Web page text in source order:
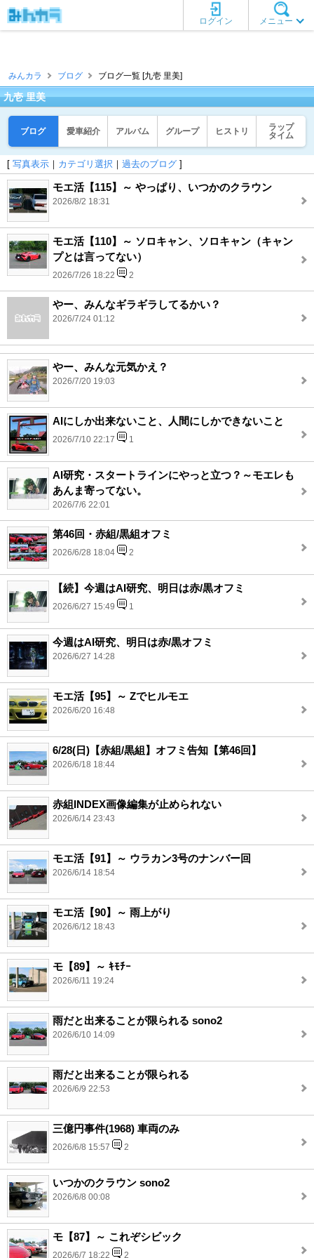
メニュー
ログイン
みんカラ ブログ ブログ一覧 [九壱 里美]
九壱 里美
ブログ 愛車紹介 アルバム グループ ヒストリ
ラップ
タイム
[ 写真表示 ｜ カテゴリ選択 ｜ 過去のブログ ]
モエ活【115】～ やっぱり、いつかのクラウン
2026/8/2 18:31
モエ活【110】～ ソロキャン、ソロキャン（キャン
プとは言ってない）
2026/7/26 18:22 2
やー、みんなギラギラしてるかい？
2026/7/24 01:12
やー、みんな元気かえ？
2026/7/20 19:03
AIにしか出来ないこと、人間にしかできないこと
2026/7/10 22:17 1
AI研究・スタートラインにやっと立つ？～モエレも
あんま寄ってない。
2026/7/6 22:01
第46回・赤組/黒組オフミ
2026/6/28 18:04 2
【続】今週はAI研究、明日は赤/黒オフミ
2026/6/27 15:49 1
今週はAI研究、明日は赤/黒オフミ
2026/6/27 14:28
モエ活【95】～ Zでヒルモエ
2026/6/20 16:48
6/28(日)【赤組/黒組】オフミ告知【第46回】
2026/6/18 18:44
赤組INDEX画像編集が止められない
2026/6/14 23:43
モエ活【91】～ ウラカン3号のナンバー回
2026/6/14 18:54
モエ活【90】～ 雨上がり
2026/6/12 18:43
モ【89】～ ｷﾓﾁｰ
2026/6/11 19:24
雨だと出来ることが限られる sono2
2026/6/10 14:09
雨だと出来ることが限られる
2026/6/9 22:53
三億円事件(1968) 車両のみ
2026/6/8 15:57 2
いつかのクラウン sono2
2026/6/8 00:08
モ【87】～ これぞシビック
2026/6/7 18:22 2